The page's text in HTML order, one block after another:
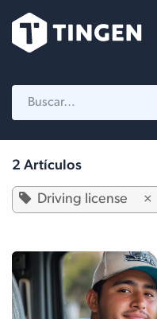
2 Artículos
Driving license ×